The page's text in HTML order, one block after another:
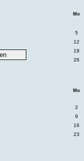
Mo
5
12
19
26
Mo
2
9
16
23